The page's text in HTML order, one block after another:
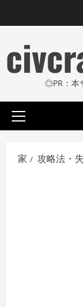
ン
ン
ツ
ス
ッ
◎PR：本
プ
イ
マ
家 攻略法・